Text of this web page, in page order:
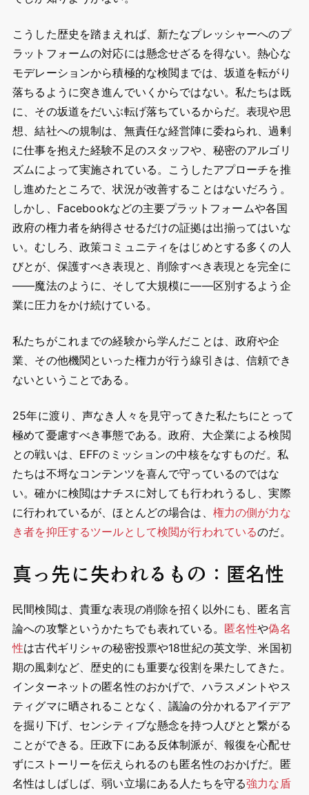
こうした歴史を踏まえれば、新たなプレッシャーへのプ
ラットフォームの対応には懸念せざるを得ない。熱心な
モデレーションから積極的な検閲までは、坂道を転がり
落ちるように突き進んでいくからではない。私たちは既
に、その坂道をだいぶ転げ落ちているからだ。表現や思
想、結社への規制は、無責任な経営陣に委ねられ、過剰
に仕事を抱えた経験不足のスタッフや、秘密のアルゴリ
ズムによって実施されている。こうしたアプローチを推
し進めたところで、状況が改善することはないだろう。
しかし、Facebookなどの主要プラットフォームや各国
政府の権力者を納得させるだけの証拠は出揃ってはいな
い。むしろ、政策コミュニティをはじめとする多くの人
びとが、保護すべき表現と、削除すべき表現とを完全に
――魔法のように、そして大規模に――区別するよう企
業に圧力をかけ続けている。
私たちがこれまでの経験から学んだことは、政府や企
業、その他機関といった権力が行う線引きは、信頼でき
ないということである。
25年に渡り、声なき人々を見守ってきた私たちにとって
極めて憂慮すべき事態である。政府、大企業による検閲
との戦いは、EFFのミッションの中核をなすものだ。私
たちは不埒なコンテンツを喜んで守っているのではな
い。確かに検閲はナチスに対しても行われうるし、実際
に行われているが、ほとんどの場合は、 権力の側が力な
き者を抑圧するツールとして検閲が行われているのだ。
真っ先に失われるもの：匿名性
民間検閲は、貴重な表現の削除を招く以外にも、匿名言
論への攻撃というかたちでも表れている。 匿名性や偽名
性は古代ギリシャの秘密投票や18世紀の英文学、米国初
期の風刺など、歴史的にも重要な役割を果たしてきた。
インターネットの匿名性のおかげで、ハラスメントやス
ティグマに晒されることなく、議論の分かれるアイデア
を掘り下げ、センシティブな懸念を持つ人びとと繋がる
ことができる。圧政下にある反体制派が、報復を心配せ
ずにストーリーを伝えられるのも匿名性のおかげだ。匿
名性はしばしば、弱い立場にある人たちを守る強力な盾